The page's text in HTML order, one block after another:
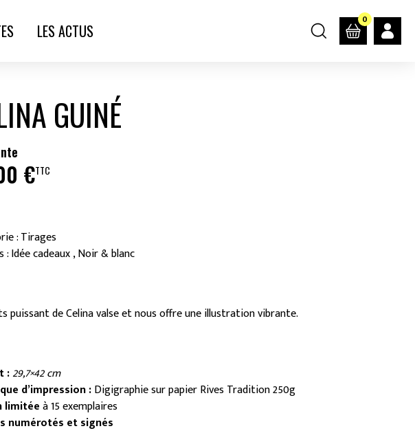
LES ACTUS
0
GUINÉ
€TTC
: Tirages
: Idée cadeaux , Noir & blanc
puissant de Celina valse et nous offre une illustration vibrante.
:29,7×42 cm
d’impression :Digigraphie sur papier Rives Tradition 250g
limitéeà 15 exemplaires
numérotés et signés